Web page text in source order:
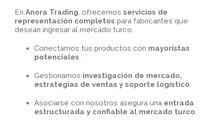
En Anora Trading, ofrecemos servicios de
representación completos para fabricantes que
desean ingresar al mercado turco.
Conectamos tus productos con mayoristas
potenciales.
Gestionamos investigación de mercado,
estrategias de ventas y soporte logístico.
Asociarse con nosotros asegura una entrada
estructurada y confiable al mercado turco.